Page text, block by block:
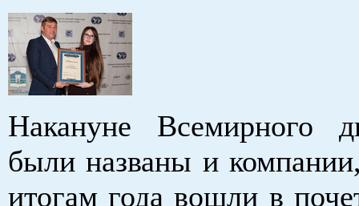
Накануне Всемирного
были названы и
итогам года вошли в